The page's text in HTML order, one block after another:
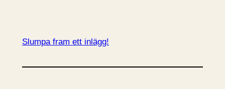
Slumpa fram ett inlägg!